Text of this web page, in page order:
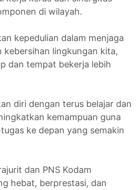
di wilayah.
kepedulian dalam menjaga
kebersihan lingkungan kita,
dan tempat bekerja lebih
diri dengan terus belajar dan
kemampuan guna
ke depan yang semakin
dan PNS Kodam
hebat, berprestasi, dan